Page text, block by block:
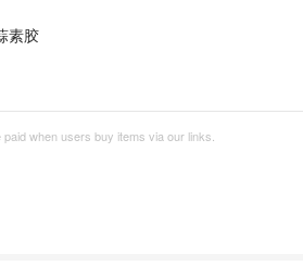
素胶
when users buy items via our links.